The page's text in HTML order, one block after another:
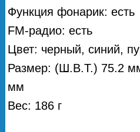
Функция фонарик: есть
FM-радио: есть
Цвет: черный, синий,
Размер: (Ш.В.Т.) 75.2
мм
Вес: 186 г